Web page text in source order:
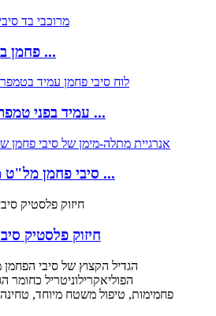
פחמן בד סיבי פחמן ...
עמיד בפני טמפרטורה גבוהה ...
סיבי פחמן מל"ט מתלה-הידרו ...
חיזוק פלסטיק
הגדיל הקצוץ של סיבי הפחמן
הפוליאקרילוניטריל כחומר
פחמימות, טיפול משטח מיוחד,